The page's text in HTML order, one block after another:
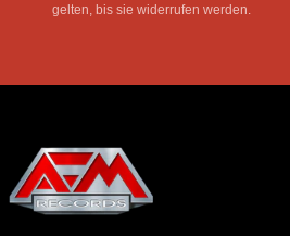
gelten, bis sie widerrufen werden.